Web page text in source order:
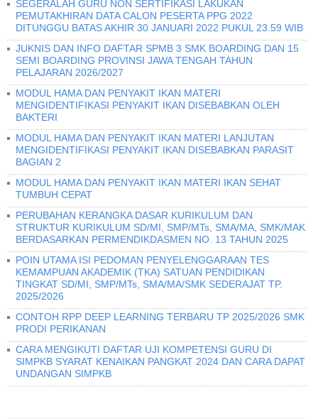
SEGERALAH GURU NON SERTIFIKASI LAKUKAN
PEMUTAKHIRAN DATA CALON PESERTA PPG 2022
DITUNGGU BATAS AKHIR 30 JANUARI 2022 PUKUL 23.59 WIB
JUKNIS DAN INFO DAFTAR SPMB 3 SMK BOARDING DAN 15
SEMI BOARDING PROVINSI JAWA TENGAH TAHUN
PELAJARAN 2026/2027
MODUL HAMA DAN PENYAKIT IKAN MATERI
MENGIDENTIFIKASI PENYAKIT IKAN DISEBABKAN OLEH
BAKTERI
MODUL HAMA DAN PENYAKIT IKAN MATERI LANJUTAN
MENGIDENTIFIKASI PENYAKIT IKAN DISEBABKAN PARASIT
BAGIAN 2
MODUL HAMA DAN PENYAKIT IKAN MATERI IKAN SEHAT
TUMBUH CEPAT
PERUBAHAN KERANGKA DASAR KURIKULUM DAN
STRUKTUR KURIKULUM SD/MI, SMP/MTs, SMA/MA, SMK/MAK
BERDASARKAN PERMENDIKDASMEN NO. 13 TAHUN 2025
POIN UTAMA ISI PEDOMAN PENYELENGGARAAN TES
KEMAMPUAN AKADEMIK (TKA) SATUAN PENDIDIKAN
TINGKAT SD/MI, SMP/MTs, SMA/MA/SMK SEDERAJAT TP.
2025/2026
CONTOH RPP DEEP LEARNING TERBARU TP 2025/2026 SMK
PRODI PERIKANAN
CARA MENGIKUTI DAFTAR UJI KOMPETENSI GURU DI
SIMPKB SYARAT KENAIKAN PANGKAT 2024 DAN CARA DAPAT
UNDANGAN SIMPKB